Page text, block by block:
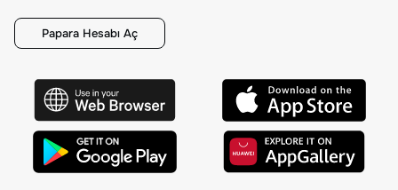
Papara Hesabı Aç